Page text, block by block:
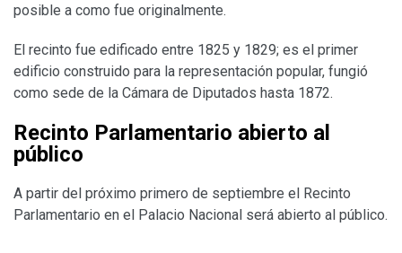
posible a como fue originalmente.
El recinto fue edificado entre 1825 y 1829; es el primer
edificio construido para la representación popular, fungió
como sede de la Cámara de Diputados hasta 1872.
Recinto Parlamentario abierto al
público
A partir del próximo primero de septiembre el Recinto
Parlamentario en el Palacio Nacional será abierto al público.